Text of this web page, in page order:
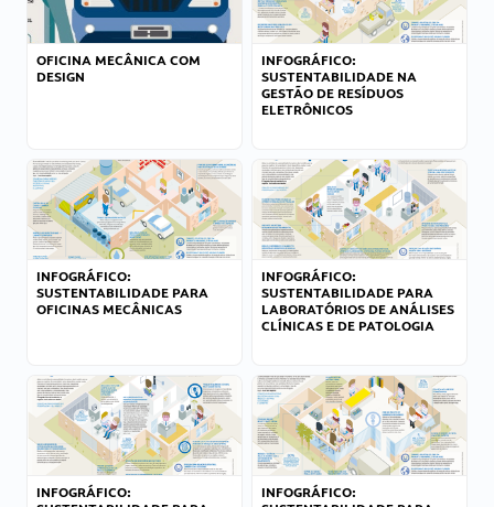
OFICINA MECÂNICA COM
DESIGN
INFOGRÁFICO:
SUSTENTABILIDADE NA
GESTÃO DE RESÍDUOS
ELETRÔNICOS
INFOGRÁFICO:
SUSTENTABILIDADE PARA
OFICINAS MECÂNICAS
INFOGRÁFICO:
SUSTENTABILIDADE PARA
LABORATÓRIOS DE ANÁLISES
CLÍNICAS E DE PATOLOGIA
INFOGRÁFICO:
INFOGRÁFICO: